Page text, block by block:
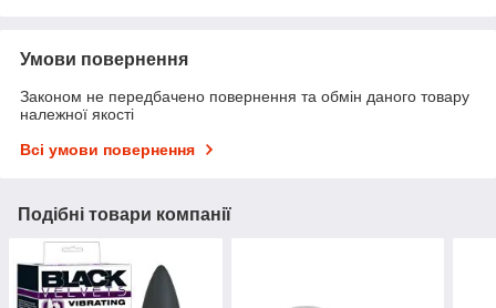
Умови повернення
Законом не передбачено повернення та обмін даного товару
належної якості
Всі умови повернення
Подібні товари компанії